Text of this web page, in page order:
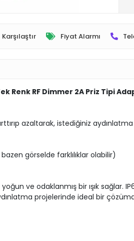
Karşılaştır Fiyat Alarmı
Renk RF Dimmer 2A Priz Tipi
azaltarak, istediğiniz
görselde farklılıklar olabilir)
ve odaklanmış bir ışık sağlar.
projelerinde ideal bir